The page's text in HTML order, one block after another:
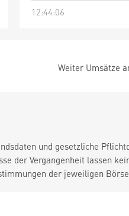
12:44:06
Weiter Umsätze
und gesetzliche
der Vergangenheit lassen
der jeweiligen